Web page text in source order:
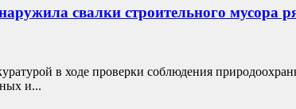
свалки строительного мусора
в ходе проверки соблюдения
и...